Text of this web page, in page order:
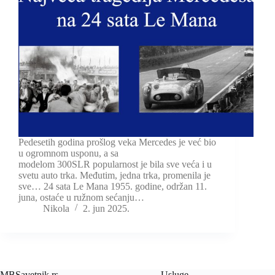
Pedesetih godina prošlog veka Mercedes je već bio
u ogromnom usponu, a sa
modelom 300SLR popularnost je bila sve veća i u
svetu auto trka. Međutim, jedna trka, promenila je
sve… 24 sata Le Mana 1955. godine, održan 11.
juna, ostaće u ružnom sećanju…
Nikola
2. jun 2025.